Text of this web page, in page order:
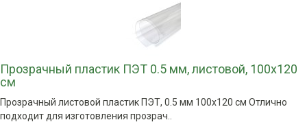
Прозрачный пластик ПЭТ 0.5 мм, листовой, 100х120
см
Прозрачный листовой пластик ПЭТ, 0.5 мм 100х120 см Отлично
подходит для изготовления прозрач..